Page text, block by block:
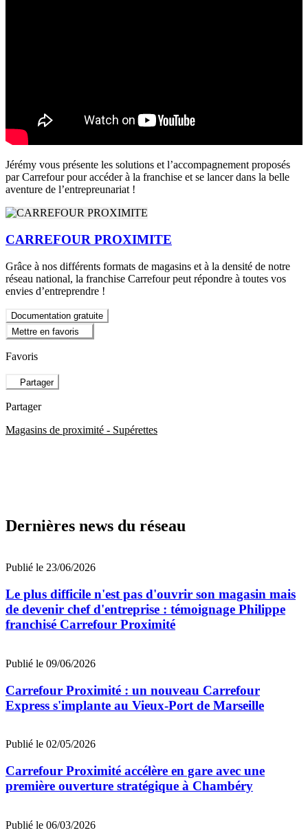
Jérémy vous présente les solutions et l’accompagnement proposés
par Carrefour pour accéder à la franchise et se lancer dans la belle
aventure de l’entrepreunariat !
CARREFOUR PROXIMITE
Grâce à nos différents formats de magasins et à la densité de notre
réseau national, la franchise Carrefour peut répondre à toutes vos
envies d’entreprendre !
Documentation gratuite
Mettre en favoris
Favoris
Partager
Partager
Magasins de proximité - Supérettes
Dernières news du réseau
Publié le 23/06/2026
Le plus difficile n'est pas d'ouvrir son magasin mais
de devenir chef d'entreprise : témoignage Philippe
franchisé Carrefour Proximité
Publié le 09/06/2026
Carrefour Proximité : un nouveau Carrefour
Express s'implante au Vieux-Port de Marseille
Publié le 02/05/2026
Carrefour Proximité accélère en gare avec une
première ouverture stratégique à Chambéry
Publié le 06/03/2026